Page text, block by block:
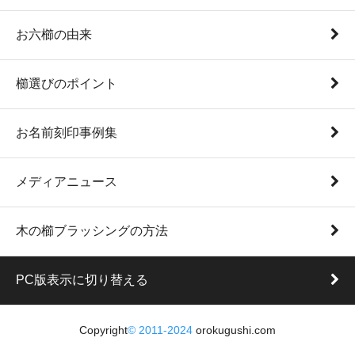
お六櫛の由来
櫛選びのポイント
お名前刻印事例集
メディアニュース
木の櫛ブラッシングの方法
PC版表示に切り替える
Copyright© 2011-2024 orokugushi.com